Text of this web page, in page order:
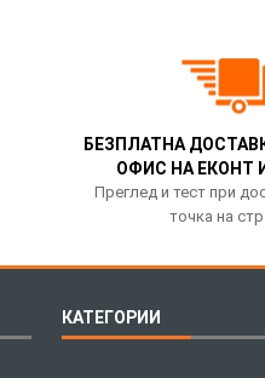
БЕЗПЛАТНА
ОФИС НА ЕКОНТ
Преглед и тест при
точка на
КАТЕГОРИИ